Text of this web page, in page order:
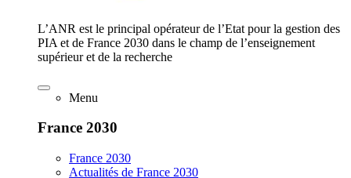
L’ANR est le principal opérateur de l’Etat pour la gestion des
PIA et de France 2030 dans le champ de l’enseignement
supérieur et de la recherche
Menu
France 2030
France 2030
Actualités de France 2030